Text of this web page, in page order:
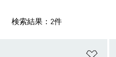
検索結果：2件